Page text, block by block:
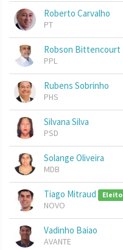
Roberto Carvalho
PT
Robson Bittencourt
PPL
Rubens Sobrinho
PHS
Silvana Silva
PSD
Solange Oliveira
MDB
Tiago Mitraud Eleito
NOVO
Vadinho Baiao
AVANTE